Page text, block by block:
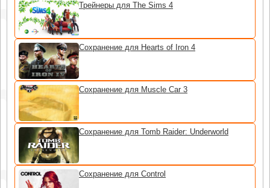
Трейнеры для The Sims 4
Сохранение для Hearts of Iron 4
Сохранение для Muscle Car 3
Сохранение для Tomb Raider: Underworld
Сохранение для Control